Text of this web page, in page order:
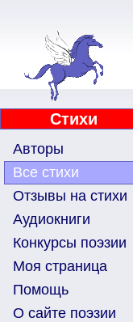
Стихи
Авторы
Все стихи
Отзывы на стихи
Аудиокниги
Конкурсы поэзии
Моя страница
Помощь
О сайте поэзии